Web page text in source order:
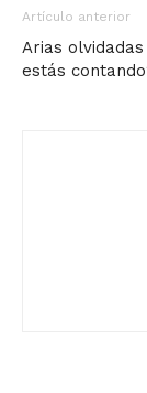
Artículo anterior
Arias olvidadas
estás